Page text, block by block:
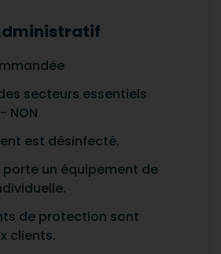
secteurs essentiels
NON
est désinfecté.
porte un équipement de
de protection sont
clients.